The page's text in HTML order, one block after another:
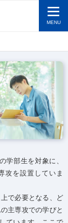
MENU
学部生を対象に、
攻を設置していま
で必要となる、ど
主専攻での学びと